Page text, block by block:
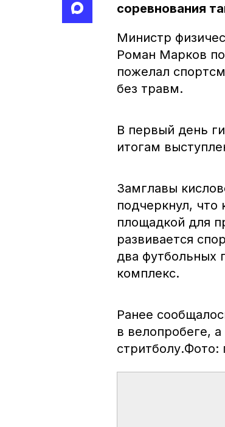
соревнования
Министр
Роман Марков
пожелал
без травм.
В первый день
итогам
Замглавы
подчеркнул, что
площадкой для
развивается
два футбольных
комплекс.
Ранее
в велопробеге,
стритболу.Фото: